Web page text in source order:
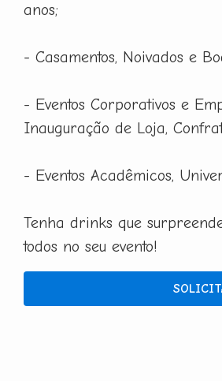
anos;
- Casamentos, Noivados e
- Eventos Corporativos e
Inauguração de Loja,
- Eventos Acadêmicos,
Tenha drinks que
todos no seu evento!